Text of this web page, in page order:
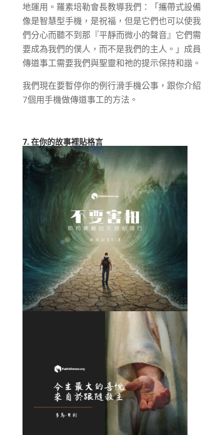
地運用。羅素培勒會長教導我們：「攜帶式設備
像是智慧型手機，是祝福，但是它們也可以使我
們分心而聽不到那『平靜而微小的聲音』它們需
要成為我們的僕人，而不是我們的主人。」成員
傳道事工需要我們與聖靈和祂的提示保持和諧。
我們現在要暫停你的例行滑手機公事，跟你介紹
7個用手機做傳道事工的方法。
7. 在你的故事裡貼格言